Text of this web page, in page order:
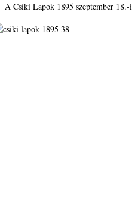
A Csíki Lapok 1895 szeptember 18.-